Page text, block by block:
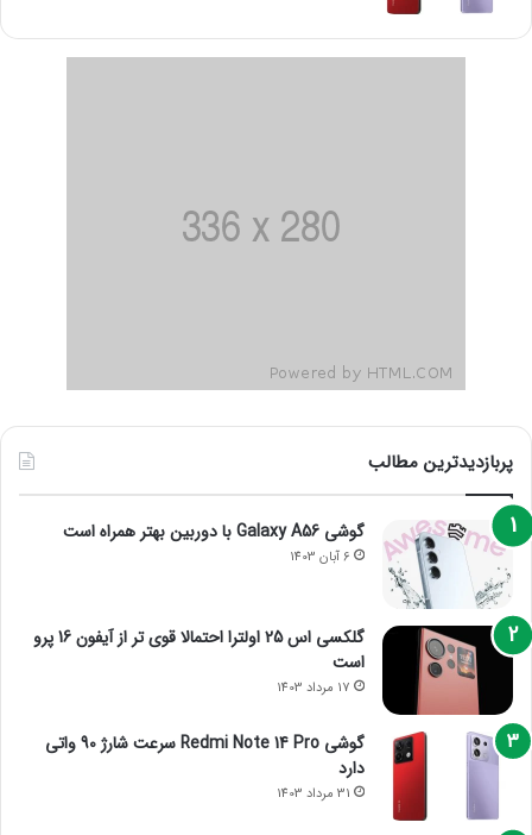
پربازدیدترین مطالب
گوشی Galaxy A56 با دوربین بهتر همراه است
6 آبان 1403
گلکسی اس 25 اولترا احتمالا قوی تر از آیفون 16 پرو
است
17 مرداد 1403
گوشی Redmi Note 14 Pro سرعت شارژ 90 واتی
دارد
31 مرداد 1403